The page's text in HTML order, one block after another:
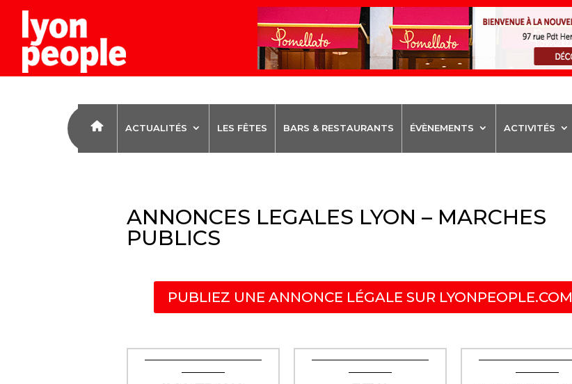
ACTUALITÉS LES FÊTES BARS & RESTAURANTS ÉVÈNEMENTS ACTIVITÉS
ANNONCES LEGALES LYON – MARCHES
PUBLICS
PUBLIEZ UNE ANNONCE LÉGALE SUR LYONPEOPLE.COM